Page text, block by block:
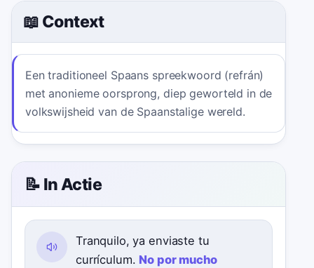
📖 Context
Een traditioneel Spaans spreekwoord (refrán)
met anonieme oorsprong, diep geworteld in de
volkswijsheid van de Spaanstalige wereld.
📝 In Actie
Tranquilo, ya enviaste tu
currículum. No por mucho